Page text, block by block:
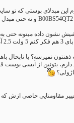
بوستی که تو سایت
تامینش رو ندارن!
نمیرسه؟ یا تابحال
دارم، بتونین از آیسی
مقاومتایی خاصی ازش